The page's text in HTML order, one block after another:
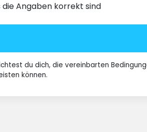
Angaben korrekt sind
du dich, die vereinbarten
können.